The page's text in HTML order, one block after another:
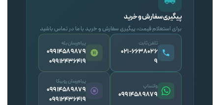
پیگیری سفارش و خرید
برای استعلام قیمت، پیگیری سفارش و خرید با ما در تماس باشید
تلفن ثابت
۰۲۱-۶۶۳۸۰۲۶
۹
پیام‌رسان بله
09914589879
09912436419
واتساپ
09914589879
پیام‌رسان روبیکا
09914589879
09912436419